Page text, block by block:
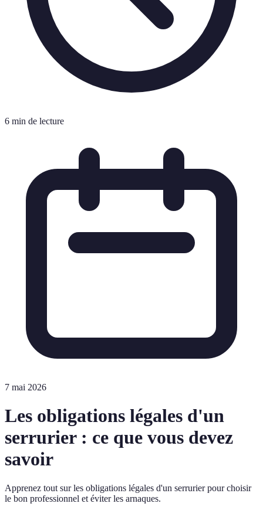
6 min de lecture
7 mai 2026
Les obligations légales d'un
serrurier : ce que vous devez
savoir
Apprenez tout sur les obligations légales d'un serrurier pour choisir
le bon professionnel et éviter les arnaques.